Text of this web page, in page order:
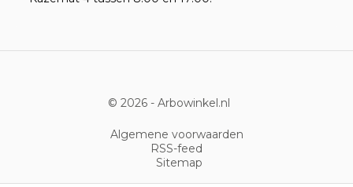
© 2026 - Arbowinkel.nl
Algemene voorwaarden
RSS-feed
Sitemap